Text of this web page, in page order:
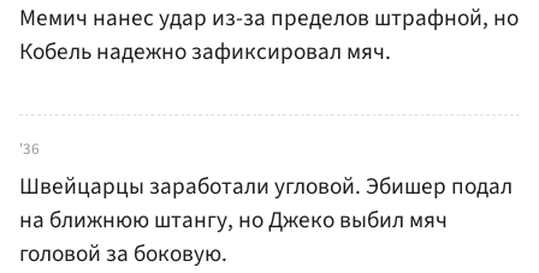
Мемич нанес удар из-за пределов штрафной, но
Кобель надежно зафиксировал мяч.
'36
Швейцарцы заработали угловой. Эбишер подал
на ближнюю штангу, но Джеко выбил мяч
головой за боковую.